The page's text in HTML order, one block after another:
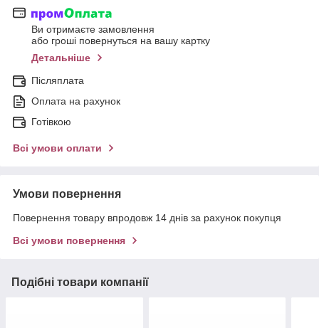
Ви отримаєте замовлення
або гроші повернуться на вашу картку
Детальніше
Післяплата
Оплата на рахунок
Готівкою
Всі умови оплати
Умови повернення
Повернення товару впродовж 14 днів за рахунок покупця
Всі умови повернення
Подібні товари компанії